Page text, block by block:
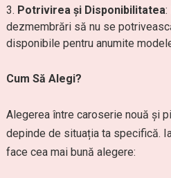
Potrivirea și Disponibilitatea:
dezmembrări să nu se
disponibile pentru anumite
Cum Să Alegi?
Alegerea între caroserie nouă și
depinde de situația ta specifică.
face cea mai bună alegere: